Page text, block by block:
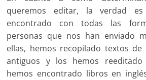
queremos editar, la verdad
encontrado con todas las
personas que nos han enviado
ellas, hemos recopilado textos de
antiguos y los hemos
hemos encontrado libros en